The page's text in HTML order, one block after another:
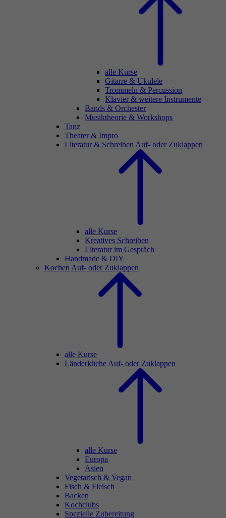
alle Kurse
Gitarre & Ukulele
Trommeln & Percussion
Klavier & weitere Instrumente
Bands & Orchester
Musiktheorie & Workshops
Tanz
Theater & Impro
Literatur & Schreiben Auf- oder Zuklappen
alle Kurse
Kreatives Schreiben
Literatur im Gespräch
Handmade & DIY
Kochen Auf- oder Zuklappen
alle Kurse
Länderküche Auf- oder Zuklappen
alle Kurse
Europa
Asien
Vegetarisch & Vegan
Fisch & Fleisch
Backen
Kochclubs
Spezielle Zubereitung